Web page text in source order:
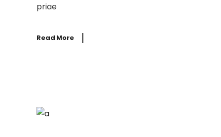
priae
Read More